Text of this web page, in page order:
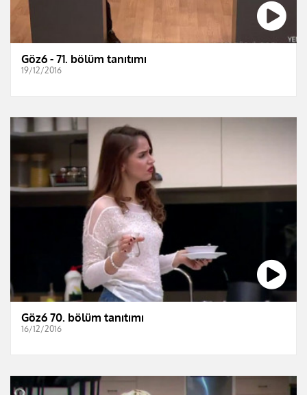
Göz6 - 71. bölüm tanıtımı
19/12/2016
Göz6 70. bölüm tanıtımı
16/12/2016